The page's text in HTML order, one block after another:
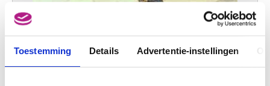
Toestemming Details Advertentie-instellingen